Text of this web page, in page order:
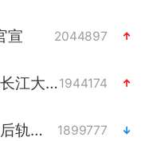
宣 2044897
全球最大级别运输船通过长江大桥1944174
独闯南太行的失联女生最后轨迹已确认 1899777